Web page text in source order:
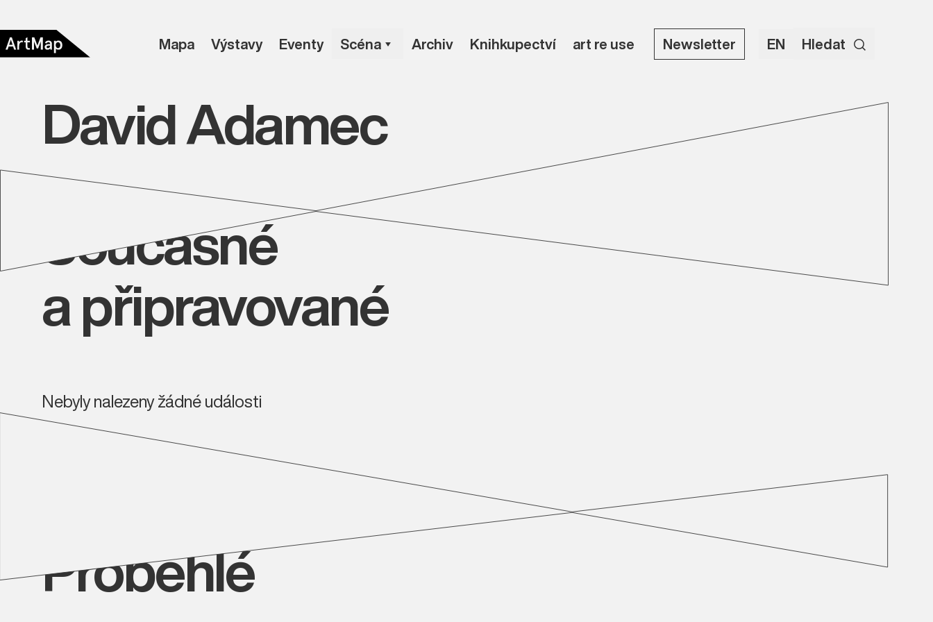
Mapa Výstavy Eventy Scéna Archiv Knihkupectví art re use Newsletter EN Hledat
David Adamec
Současné
a připravované
Nebyly nalezeny žádné události
Proběhlé